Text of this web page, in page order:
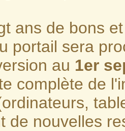
ans de bons
portail sera
au 1er
complète de
de nouvelles